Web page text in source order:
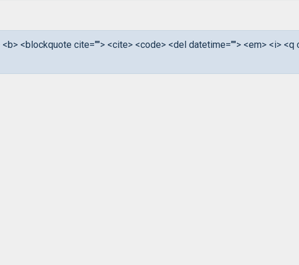
<blockquote cite=""> <cite> <code> <del datetime=""> <em> <i> <q